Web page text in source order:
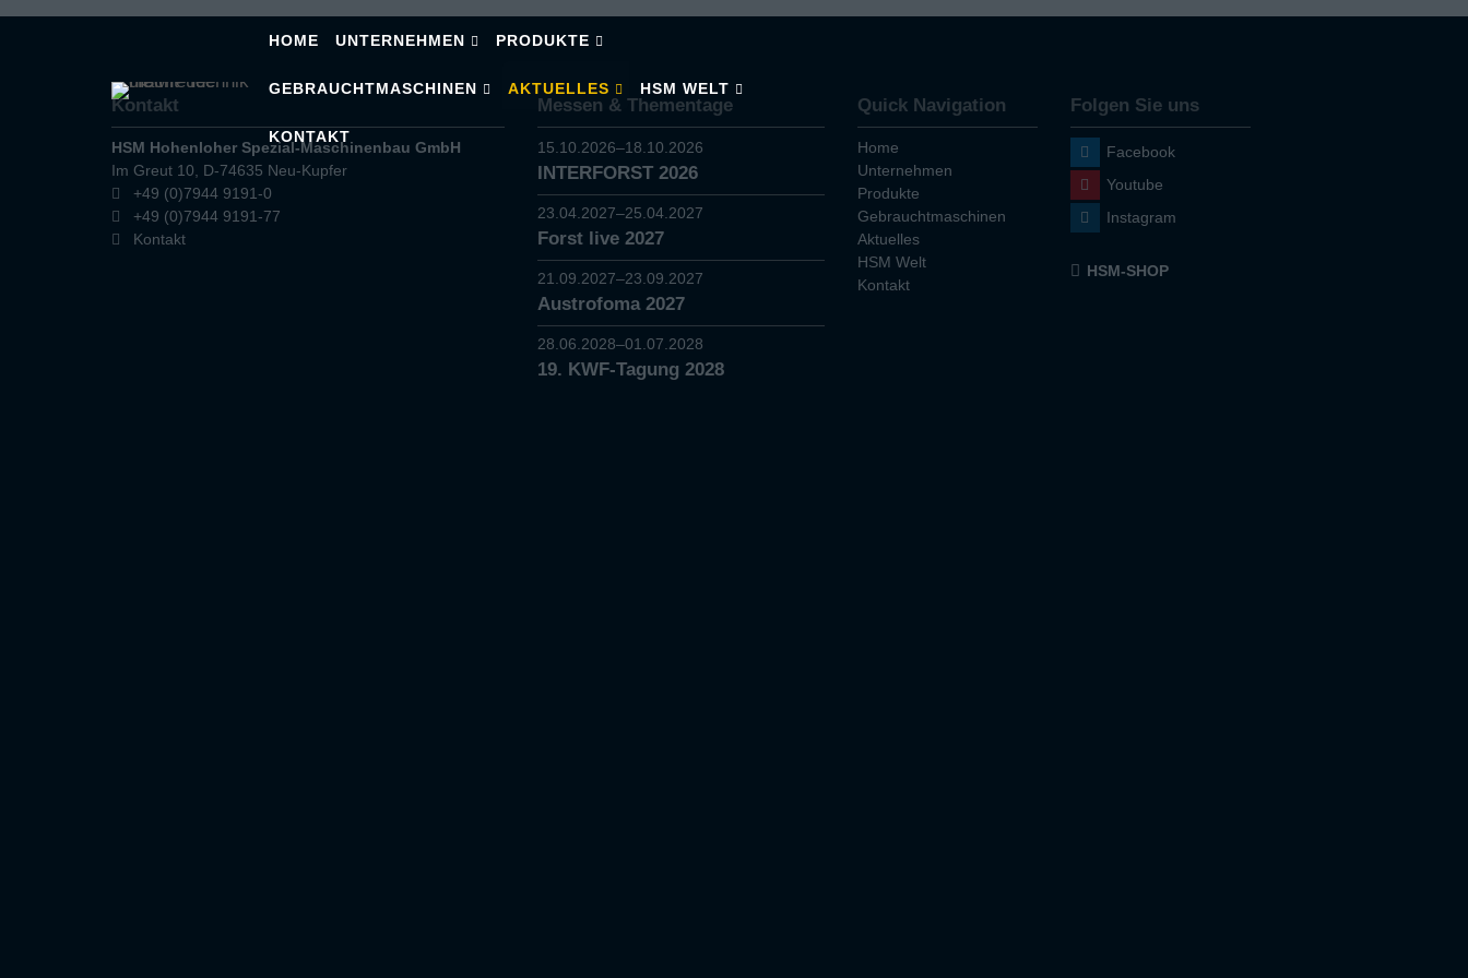
HOME UNTERNEHMEN PRODUKTE
GEBRAUCHTMASCHINEN AKTUELLES HSM WELT
KONTAKT
Kontakt
HSM Hohenloher Spezial-Maschinenbau GmbH
Im Greut 10, D-74635 Neu-Kupfer
+49 (0)7944 9191-0
+49 (0)7944 9191-77
Kontakt
Messen & Thementage
15.10.2026–18.10.2026
INTERFORST 2026
23.04.2027–25.04.2027
Forst live 2027
21.09.2027–23.09.2027
Austrofoma 2027
28.06.2028–01.07.2028
19. KWF-Tagung 2028
Quick Navigation
Home
Unternehmen
Produkte
Gebrauchtmaschinen
Aktuelles
HSM Welt
Kontakt
Folgen Sie uns
Facebook
Youtube
Instagram
HSM-SHOP